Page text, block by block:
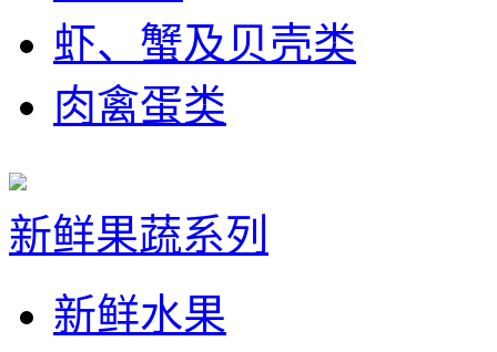
虾、蟹及贝壳类
肉禽蛋类
新鲜果蔬系列
新鲜水果